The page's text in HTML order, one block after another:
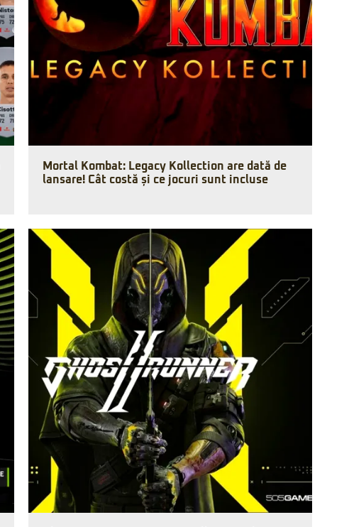
Mortal Kombat: Legacy Kollection are dată de
lansare! Cât costă și ce jocuri sunt incluse